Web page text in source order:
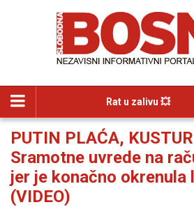
Rat u zalivu 💥
PUTIN PLAĆA,
Sramotne uvrede na
jer je konačno okrenula
(VIDEO)